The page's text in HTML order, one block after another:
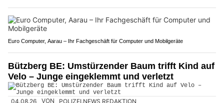
Euro Computer, Aarau – Ihr Fachgeschäft für Computer und Mobilgeräte
Bützberg BE: Umstürzender Baum trifft Kind auf
Velo – Junge eingeklemmt und verletzt
04.08.26 VON POLIZEI.NEWS REDAKTION